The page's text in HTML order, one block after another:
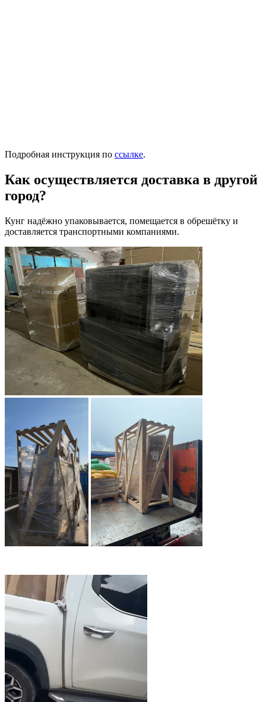
Подробная инструкция по ссылке.
Как осуществляется доставка в другой
город?
Кунг надёжно упаковывается, помещается в обрешётку и
доставляется транспортными компаниями.